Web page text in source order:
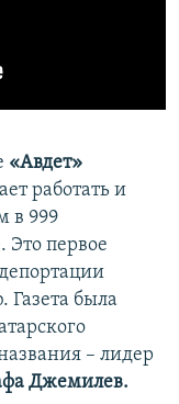
«Авдет»
работать и
в 999
Это первое
была
– лидер
Джемилев.